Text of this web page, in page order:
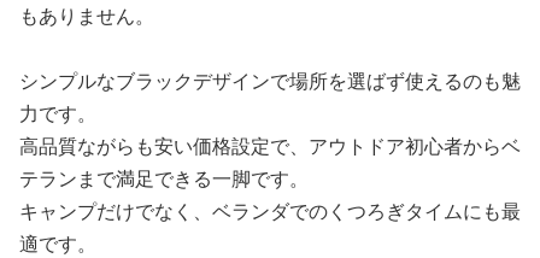
もありません。
シンプルなブラックデザインで場所を選ばず使えるのも魅
力です。
高品質ながらも安い価格設定で、アウトドア初心者からベ
テランまで満足できる一脚です。
キャンプだけでなく、ベランダでのくつろぎタイムにも最
適です。